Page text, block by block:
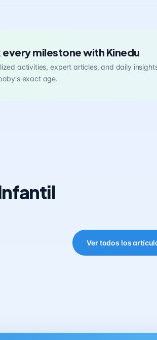
every milestone with Kinedu
activities, expert articles, and daily
exact age.
Ver todos los